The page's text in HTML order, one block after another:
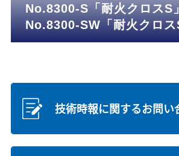
No.8300-S「耐火クロス
No.8300-SW「耐火クロス
技術時報に関するお問い